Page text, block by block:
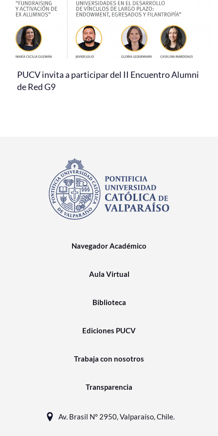
PUCV invita a participar del II Encuentro Alumni
de Red G9
Navegador Académico
Aula Virtual
Biblioteca
Ediciones PUCV
Trabaja con nosotros
Transparencia
Av. Brasil N° 2950, Valparaíso, Chile.